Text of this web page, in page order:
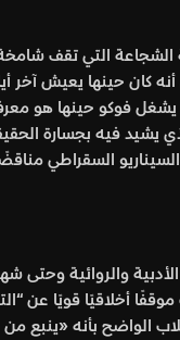
الشجاعة التي تقف
يعيش آخر
يشغل فوكو حينها هو
فيه بجسارة
السيناريو السقراطي
من خلال فحص أطروحاته من
أخلاقيًا قويًا عن
وحقوقه، ويفسّر الفيلسوف الفرنسي